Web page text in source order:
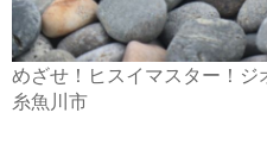
めざせ！ヒスイマスター！
糸魚川市